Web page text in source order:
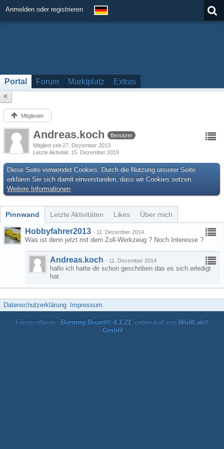
Anmelden oder registrieren
Portal Forum Marktplatz Extras
Mitglieder
Andreas.koch
Benutzer
Mitglied seit 27. Dezember 2013
Letzte Aktivität 15. Dezember 2019
Diese Seite verwendet Cookies. Durch die Nutzung unserer Seite
erklären Sie sich damit einverstanden, dass wir Cookies setzen.
Weitere Informationen
Pinnwand Letzte Aktivitäten Likes Über mich
Hobbyfahrer2013 - 11. Dezember 2014
Was ist denn jetzt mit dem Zoll-Werkzeug ? Noch Interesse ?
Andreas.koch - 11. Dezember 2014
hallo ich hatte dir schon geschriben das es sich erledigt
hat
Datenschutzerklärung Impressum
Forensoftware: Burning Board® 4.1.21, entwickelt von WoltLab®
GmbH